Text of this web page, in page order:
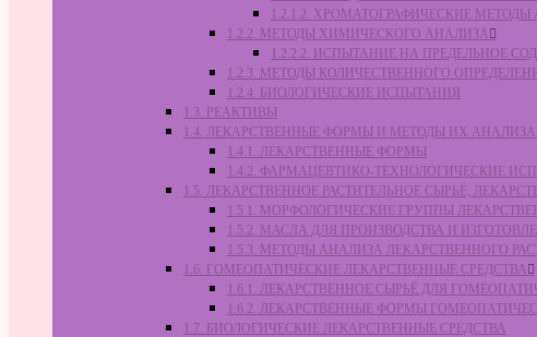
1.2.1.2. ХРОМАТОГРАФИЧЕСКИЕ
1.2.2. МЕТОДЫ ХИМИЧЕСКОГО АНАЛИЗА
1.2.2.2. ИСПЫТАНИЕ НА ПРЕДЕЛЬНОЕ
1.2.3. МЕТОДЫ КОЛИЧЕСТВЕННОГО
1.2.4. БИОЛОГИЧЕСКИЕ ИСПЫТАНИЯ
1.3. РЕАКТИВЫ
1.4. ЛЕКАРСТВЕННЫЕ ФОРМЫ И МЕТОДЫ ИХ АНАЛИЗА
1.4.1. ЛЕКАРСТВЕННЫЕ ФОРМЫ
1.4.2. ФАРМАЦЕВТИКО-ТЕХНОЛОГИЧЕСКИЕ
1.5. ЛЕКАРСТВЕННОЕ РАСТИТЕЛЬНОЕ СЫРЬЁ,
1.5.1. МОРФОЛОГИЧЕСКИЕ ГРУППЫ
1.5.2. МАСЛА ДЛЯ ПРОИЗВОДСТВА И
1.5.3. МЕТОДЫ АНАЛИЗА ЛЕКАРСТВЕННОГО
1.6. ГОМЕОПАТИЧЕСКИЕ ЛЕКАРСТВЕННЫЕ СРЕДСТВА
1.6.1. ЛЕКАРСТВЕННОЕ СЫРЬЁ ДЛЯ
1.6.2. ЛЕКАРСТВЕННЫЕ ФОРМЫ
1.7. БИОЛОГИЧЕСКИЕ ЛЕКАРСТВЕННЫЕ СРЕДСТВА